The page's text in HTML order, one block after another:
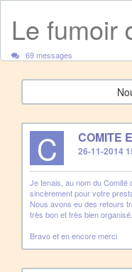
Le fumoir
69 messages
C COMITE
26-11-2014
Je tenais, au nom du Comité
sincèrement pour votre
Nous avons eu des retours
très bon et très bien organisé.
Bravo et en encore merci